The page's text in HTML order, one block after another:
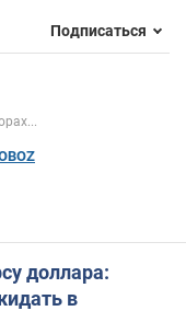
Подписаться
доллара:
в